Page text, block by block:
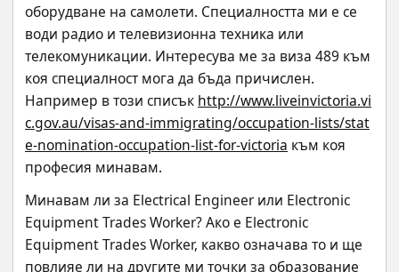
оборудване на самолети. Специалността ми е се
води радио и телевизионна техника или
телекомуникации. Интересува ме за виза 489 към
коя специалност мога да бъда причислен.
Например в този списък http://www.liveinvictoria.vi
c.gov.au/visas-and-immigrating/occupation-lists/stat
e-nomination-occupation-list-for-victoria към коя
професия минавам.
Минавам ли за Electrical Engineer или Electronic
Equipment Trades Worker? Ако е Electronic
Equipment Trades Worker, какво означава то и ще
повлияе ли на другите ми точки за образование